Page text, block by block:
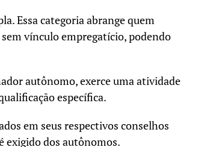
Essa categoria abrange quem
vínculo empregatício, podendo
autônomo, exerce uma atividade
específica.
em seus respectivos conselhos
exigido dos autônomos.